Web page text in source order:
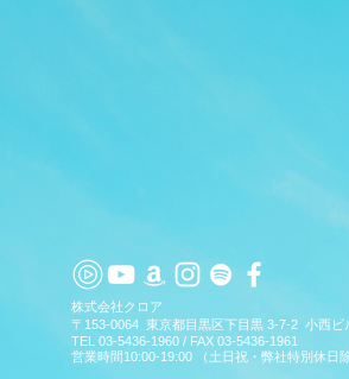
​株式会社クロア
〒153-0064 東京都目黒区下目黒 3-7-2 小西ビ
TEL 03-5436-1960 / FAX 03-5436-1961
営業時間10:00-19:00 （土日祝・弊社特別休日